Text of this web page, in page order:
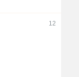
12